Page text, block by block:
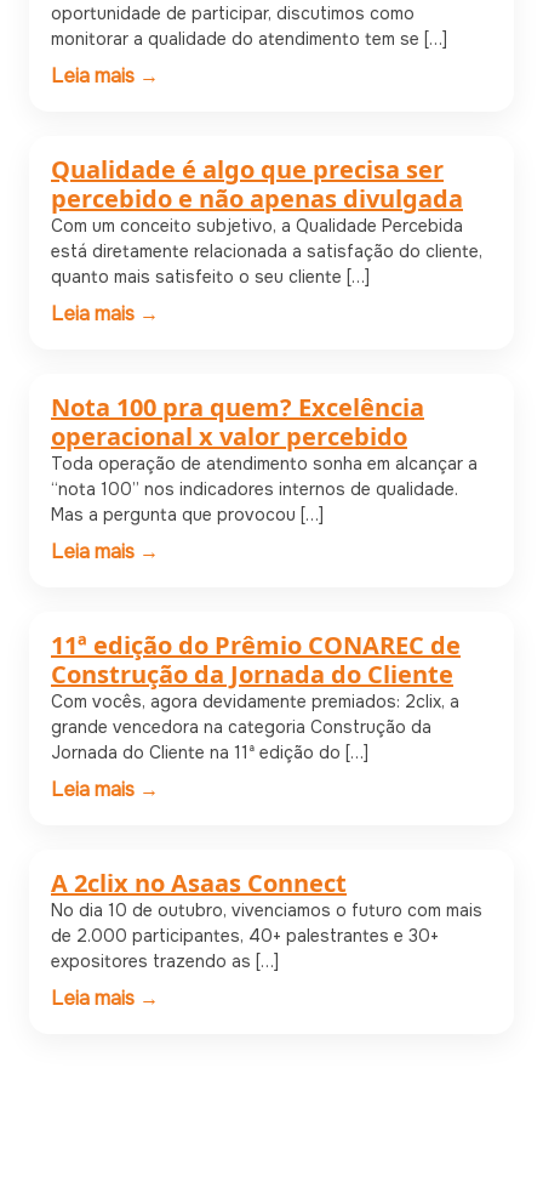
oportunidade de participar, discutimos como
monitorar a qualidade do atendimento tem se […]
Leia mais →
Estratégia
Qualidade é algo que precisa ser
percebido e não apenas divulgada
Com um conceito subjetivo, a Qualidade Percebida
está diretamente relacionada a satisfação do cliente,
quanto mais satisfeito o seu cliente […]
Leia mais →
Estratégia
Nota 100 pra quem? Excelência
operacional x valor percebido
Toda operação de atendimento sonha em alcançar a
“nota 100” nos indicadores internos de qualidade.
Mas a pergunta que provocou […]
Leia mais →
Parceiros
11ª edição do Prêmio CONAREC de
Construção da Jornada do Cliente
Com vocês, agora devidamente premiados: 2clix, a
grande vencedora na categoria Construção da
Jornada do Cliente na 11ª edição do […]
Leia mais →
A 2clix no Asaas Connect
No dia 10 de outubro, vivenciamos o futuro com mais
de 2.000 participantes, 40+ palestrantes e 30+
expositores trazendo as […]
Leia mais →